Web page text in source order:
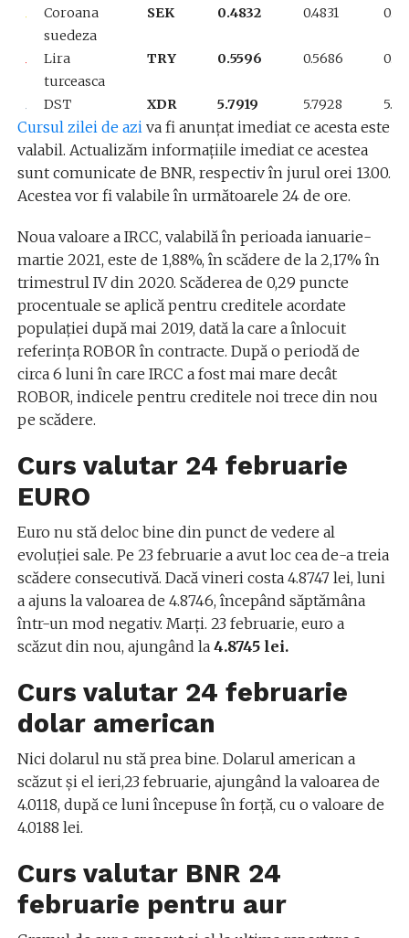
Coroana
suedeza
SEK 0.4832 0.4831
Lira
turceasca
TRY 0.5596 0.5686
DST XDR 5.7919 5.7928
Cursul zilei de azi va fi anunțat imediat ce acesta este
valabil. Actualizăm informațiile imediat ce acestea
sunt comunicate de BNR, respectiv în jurul orei 13.00.
Acestea vor fi valabile în următoarele 24 de ore.
Noua valoare a IRCC, valabilă în perioada ianuarie-
martie 2021, este de 1,88%, în scădere de la 2,17% în
trimestrul IV din 2020. Scăderea de 0,29 puncte
procentuale se aplică pentru creditele acordate
populației după mai 2019, dată la care a înlocuit
referința ROBOR în contracte. După o periodă de
circa 6 luni în care IRCC a fost mai mare decât
ROBOR, indicele pentru creditele noi trece din nou
pe scădere.
Curs valutar 24 februarie
EURO
Euro nu stă deloc bine din punct de vedere al
evoluției sale. Pe 23 februarie a avut loc cea de-a treia
scădere consecutivă. Dacă vineri costa 4.8747 lei, luni
a ajuns la valoarea de 4.8746, începând săptămâna
într-un mod negativ. Marți. 23 februarie, euro a
scăzut din nou, ajungând la 4.8745 lei.
Curs valutar 24 februarie
dolar american
Nici dolarul nu stă prea bine. Dolarul american a
scăzut și el ieri,23 februarie, ajungând la valoarea de
4.0118, după ce luni începuse în forță, cu o valoare de
4.0188 lei.
Curs valutar BNR 24
februarie pentru aur